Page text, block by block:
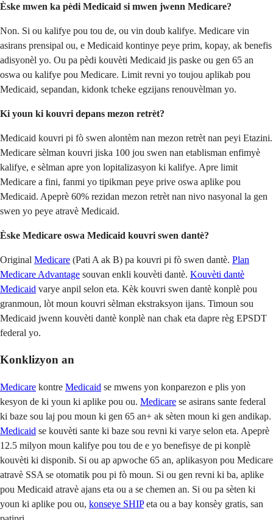
Èske mwen ka pèdi Medicaid si mwen jwenn Medicare?
Non. Si ou kalifye pou tou de, ou vin doub kalifye. Medicare vin
asirans prensipal ou, e Medicaid kontinye peye prim, kopay, ak benefis
adisyonèl yo. Ou pa pèdi kouvèti Medicaid jis paske ou gen 65 an
oswa ou kalifye pou Medicare. Limit revni yo toujou aplikab pou
Medicaid, sepandan, kidonk tcheke egzijans renouvèlman yo.
Ki youn ki kouvri depans mezon retrèt?
Medicaid kouvri pi fò swen alontèm nan mezon retrèt nan peyi Etazini.
Medicare sèlman kouvri jiska 100 jou swen nan etablisman enfimyè
kalifye, e sèlman apre yon lopitalizasyon ki kalifye. Apre limit
Medicare a fini, fanmi yo tipikman peye prive oswa aplike pou
Medicaid. Apeprè 60% rezidan mezon retrèt nan nivo nasyonal la gen
swen yo peye atravè Medicaid.
Èske Medicare oswa Medicaid kouvri swen dantè?
Original Medicare (Pati A ak B) pa kouvri pi fò swen dantè. Plan
Medicare Advantage souvan enkli kouvèti dantè. Kouvèti dantè
Medicaid varye anpil selon eta. Kèk kouvri swen dantè konplè pou
granmoun, lòt moun kouvri sèlman ekstraksyon ijans. Timoun sou
Medicaid jwenn kouvèti dantè konplè nan chak eta dapre règ EPSDT
federal yo.
Konklizyon an
Medicare kontre Medicaid se mwens yon konparezon e plis yon
kesyon de ki youn ki aplike pou ou. Medicare se asirans sante federal
ki baze sou laj pou moun ki gen 65 an+ ak sèten moun ki gen andikap.
Medicaid se kouvèti sante ki baze sou revni ki varye selon eta. Apeprè
12.5 milyon moun kalifye pou tou de e yo benefisye de pi konplè
kouvèti ki disponib. Si ou ap apwoche 65 an, aplikasyon pou Medicare
atravè SSA se otomatik pou pi fò moun. Si ou gen revni ki ba, aplike
pou Medicaid atravè ajans eta ou a se chemen an. Si ou pa sèten ki
youn ki aplike pou ou, konseye SHIPeta ou a bay konsèy gratis, san